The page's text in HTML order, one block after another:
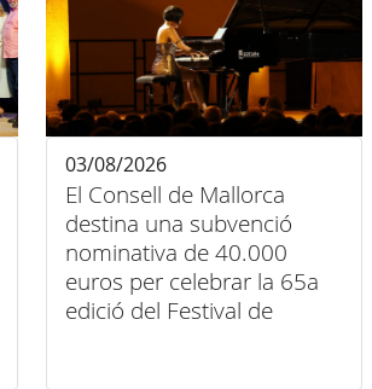
El Consell de Mallorca
destina una subvenció
nominativa de 40.000
euros per celebrar la 65a
edició del Festival de
03/08/2026